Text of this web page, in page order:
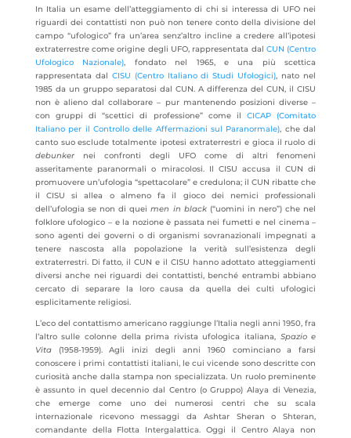
In Italia un esame dell’atteggiamento di chi si interessa di UFO nei
riguardi dei contattisti non può non tenere conto della divisione del
campo “ufologico” fra un’area senz’altro incline a credere all’ipotesi
extraterrestre come origine degli UFO, rappresentata dal CUN (Centro
Ufologico Nazionale), fondato nel 1965, e una più scettica
rappresentata dal CISU (Centro Italiano di Studi Ufologici), nato nel
1985 da un gruppo separatosi dal CUN. A differenza del CUN, il CISU
non è alieno dal collaborare – pur mantenendo posizioni diverse –
con gruppi di “scettici di professione” come ilCICAP (Comitato
Italiano per il Controllo delle Affermazioni sul Paranormale), che dal
canto suo esclude totalmente ipotesi extraterrestri e gioca il ruolo di
debunkernei confronti degli UFO come di altri fenomeni
asseritamente paranormali o miracolosi. Il CISU accusa il CUN di
promuovere un’ufologia “spettacolare” e credulona; il CUN ribatte che
il CISU si allea o almeno fa il gioco dei nemici professionali
dell’ufologia se non di queimen in black(“uomini in nero”) che nel
folklore ufologico – e la nozione è passata nei fumetti e nel cinema –
sono agenti dei governi o di organismi sovranazionali impegnati a
tenere nascosta alla popolazione la verità sull’esistenza degli
extraterrestri. Di fatto, il CUN e il CISU hanno adottato atteggiamenti
diversi anche nei riguardi dei contattisti, benché entrambi abbiano
cercato di separare la loro causa da quella dei culti ufologici
esplicitamente religiosi.
L’eco del contattismo americano raggiunge l’Italia negli anni 1950, fra
l’altro sulle colonne della prima rivista ufologica italiana, Spazio e
Vita(1958-1959). Agli inizi degli anni 1960 cominciano a farsi
conoscere i primi contattisti italiani, le cui vicende sono descritte con
curiosità anche dalla stampa non specializzata. Un ruolo preminente
è assunto in quel decennio dal Centro (o Gruppo) Alaya di Venezia,
che emerge come uno dei numerosi centri che su scala
internazionale ricevono messaggi da Ashtar Sheran o Shteran,
comandante della Flotta Intergalattica. Oggi il Centro Alaya non